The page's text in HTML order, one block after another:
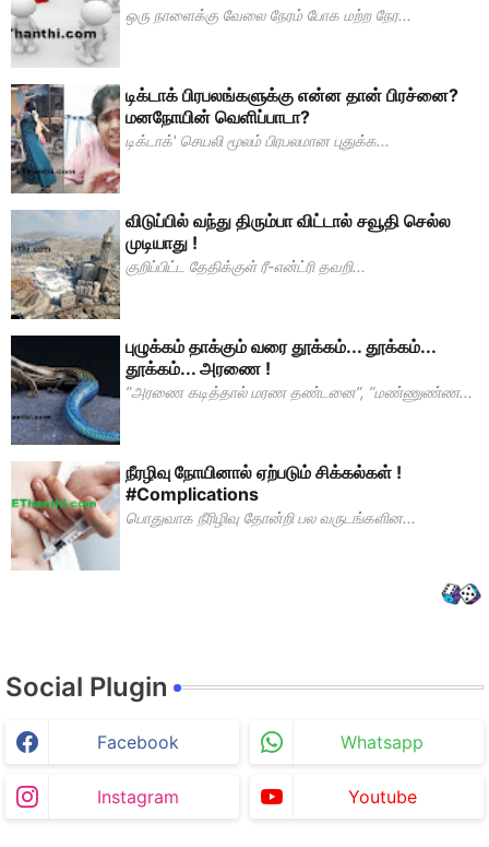
ஒரு நாளைக்கு வேலை நேரம் போக மற்ற நேர...
டிக்டாக் பிரபலங்களுக்கு என்ன தான் பிரச்னை?
மனநோயின் வெளிப்பாடா?
டிக்டாக்' செயலி மூலம் பிரபலமான புதுக்க...
விடுப்பில் வந்து திரும்பா விட்டால் சவூதி செல்ல
முடியாது !
குறிப்பிட்ட தேதிக்குள் ரீ-என்ட்ரி தவறி...
புழுக்கம் தாக்கும் வரை தூக்கம்... தூக்கம்...
தூக்கம்... அரணை !
”அரணை கடித்தால் மரண தண்டனை”, ”மண்ணுண்ண...
நீரழிவு நோயினால் ஏற்படும் சிக்கல்கள் !
#Complications
பொதுவாக நீரிழிவு தோன்றி பல வருடங்களின...
Social Plugin
Facebook Whatsapp
Instagram Youtube